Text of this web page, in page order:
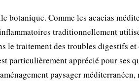
botanique. Comme les acacias
traditionnellement
le traitement des troubles digestifs et
particulièrement apprécié pour ses
paysager méditerranéen,